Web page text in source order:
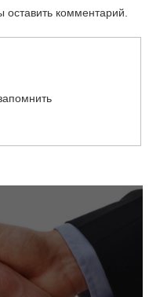
оставить комментарий.